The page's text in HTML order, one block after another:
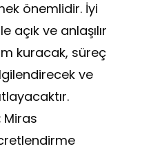
önemlidir. İyi
açık ve anlaşılır
kuracak, süreç
ve
Miras